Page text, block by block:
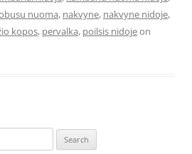
nuoma, nakvyne, nakvyne nidoje,
kopos, pervalka, poilsis nidojeon